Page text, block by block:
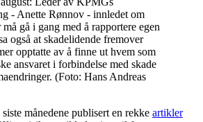
- Anette Rønnov - innledet om
gå i gang med å rapportere egen
også at skadelidende fremover
opptatte av å finne ut hvem som
ansvaret i forbindelse med skade
(Foto: Hans Andreas
månedene publisert en rekke artikler